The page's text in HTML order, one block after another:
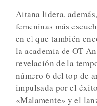
Aitana lidera,
femeninas más
en el que también
la academia de OT
revelación de la
número 6 del top de
impulsada por el
«Malamente» y el